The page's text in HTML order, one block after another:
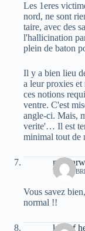
Les 1eres
nord, ne sont
taire, avec des
l'hallicination
plein de baton
Il y a bien lieu
a leur proxies
ces notions
ventre. C'est
angle-ci. Mais,
verite'… Il est
minimal tout de
moh
7
Vous savez
normal !!
khelaf